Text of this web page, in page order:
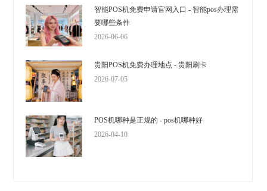
智能POS机免费申请官网入口 - 智能pos办理需
要哪些条件
2026-06-06
贵阳POS机免费办理地点 - 贵阳刷卡
2026-07-05
POS机哪种是正规的 - pos机哪种好
2026-04-10